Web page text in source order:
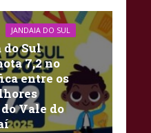
JANDAIA DO SUL
Sul
7,2 no
entre os
Vale do